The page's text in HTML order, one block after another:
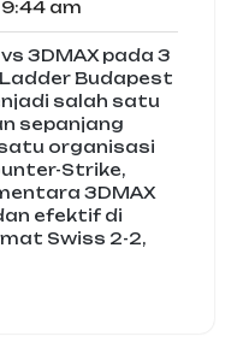
9:44 am9:44
am
3DMAX pada 3
Budapest
salah satu
sepanjang
satu organisasi
Strike,
3DMAX
efektif di
Swiss 2-2,